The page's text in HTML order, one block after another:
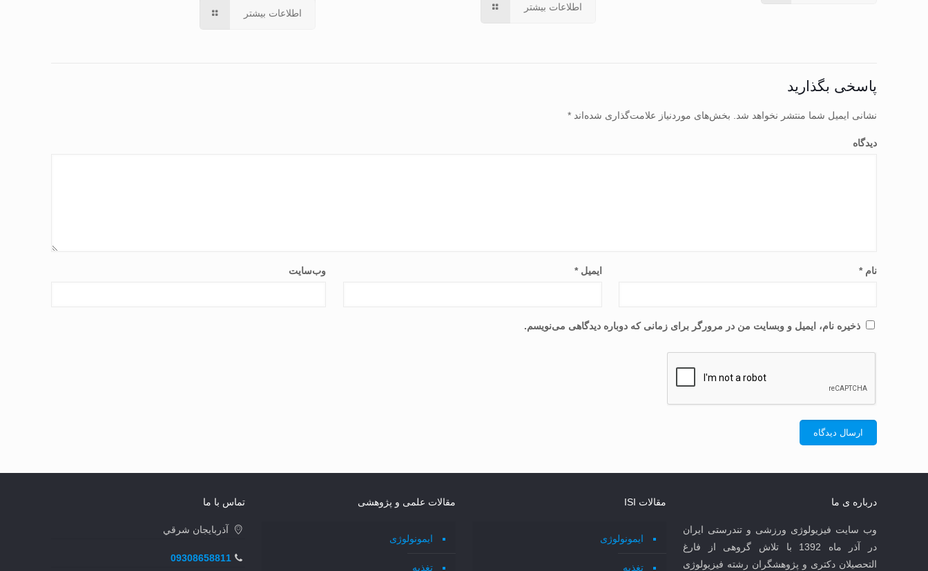
اطلاعات بیشتر
اطلاعات بیشتر
پاسخی بگذارید
نشانی ایمیل شما منتشر نخواهد شد. بخش‌های موردنیاز علامت‌گذاری شده‌اند*
دیدگاه
نام* ایمیل* وب‌سایت
ذخیره نام، ایمیل و وبسایت من در مرورگر برای زمانی که دوباره دیدگاهی می‌نویسم.
درباره ی ما
وب سایت فیزیولوژی ورزشی و تندرستی ایران
در آذر ماه 1392 با تلاش گروهی از فارغ
التحصیلان دکتری و پژوهشگران رشته فیزیولوژی
مقالات ISI
ایمونولوژی
تغذیه
مقالات علمی و پژوهشی
ایمونولوژی
تغذیه
تماس با ما
آذربايجان شرقي
09308658811